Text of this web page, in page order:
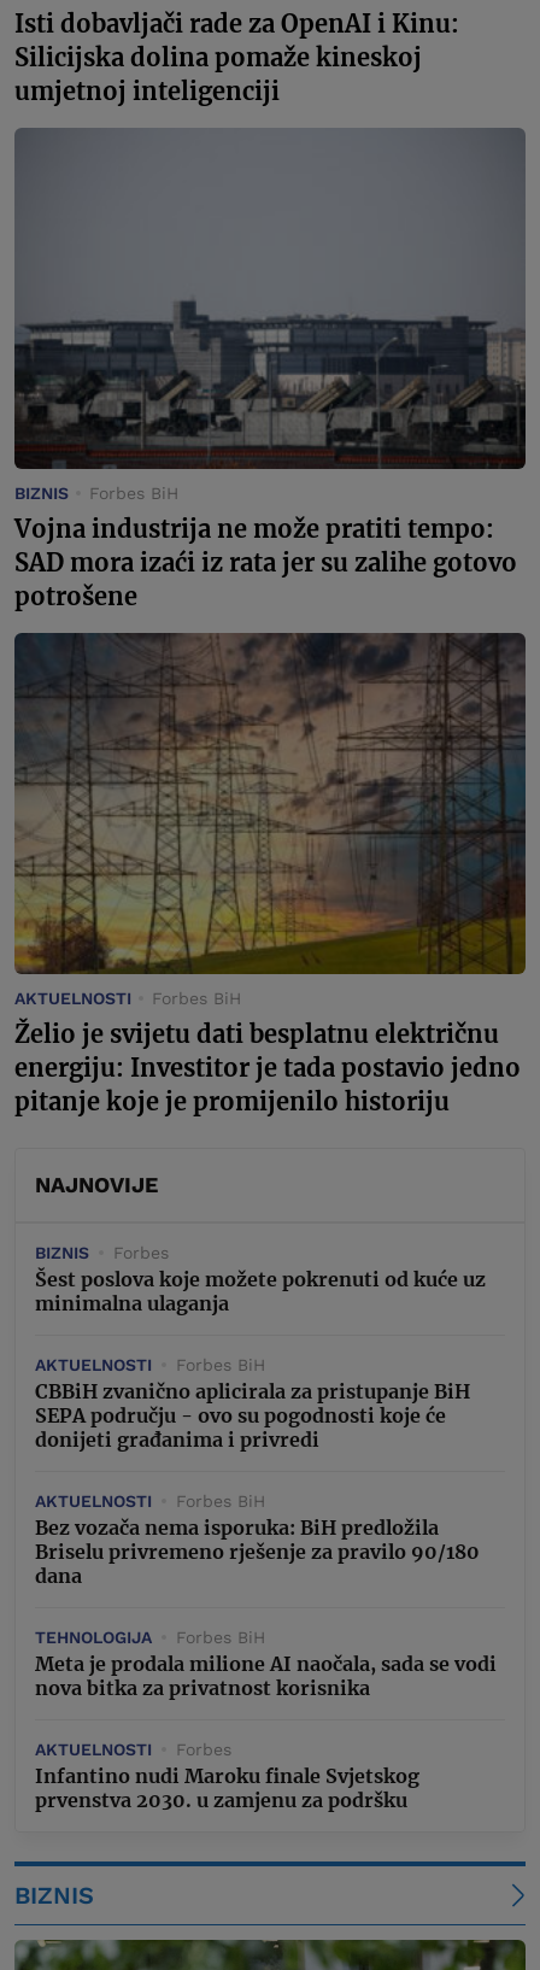
Isti dobavljači rade za OpenAI i Kinu:
Silicijska dolina pomaže kineskoj
umjetnoj inteligenciji
BIZNIS Forbes BiH
Vojna industrija ne može pratiti tempo:
SAD mora izaći iz rata jer su zalihe gotovo
potrošene
AKTUELNOSTI Forbes BiH
Želio je svijetu dati besplatnu električnu
energiju: Investitor je tada postavio jedno
pitanje koje je promijenilo historiju
NAJNOVIJE
BIZNIS Forbes
Šest poslova koje možete pokrenuti od kuće uz
minimalna ulaganja
AKTUELNOSTI Forbes BiH
CBBiH zvanično aplicirala za pristupanje BiH
SEPA području - ovo su pogodnosti koje će
donijeti građanima i privredi
AKTUELNOSTI Forbes BiH
Bez vozača nema isporuka: BiH predložila
Briselu privremeno rješenje za pravilo 90/180
dana
TEHNOLOGIJA Forbes BiH
Meta je prodala milione AI naočala, sada se vodi
nova bitka za privatnost korisnika
AKTUELNOSTI Forbes
Infantino nudi Maroku finale Svjetskog
prvenstva 2030. u zamjenu za podršku
BIZNIS